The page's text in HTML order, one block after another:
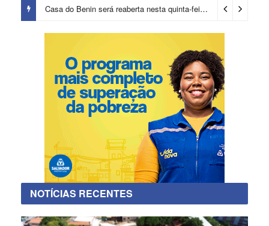
Casa do Benin será reaberta nesta quinta-feira (6) 1 dia ago
NOTÍCIAS RECENTES